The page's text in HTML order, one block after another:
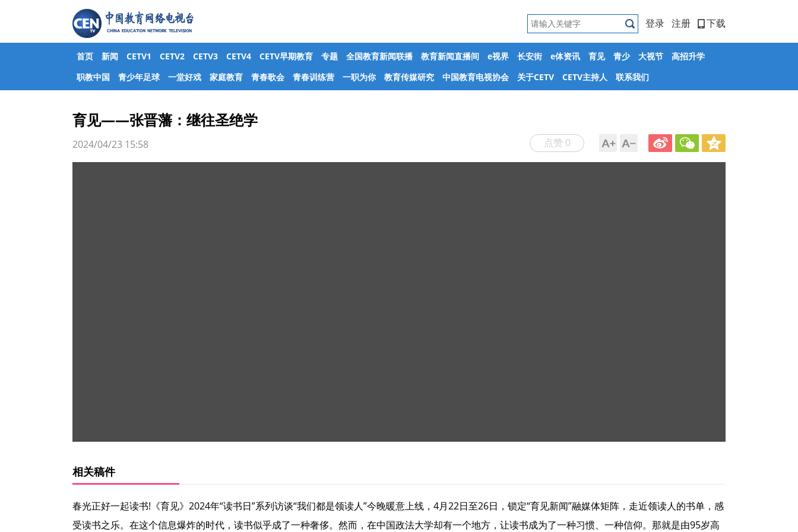
登录 注册 下载
首页 新闻 CETV1 CETV2 CETV3 CETV4 CETV早期教育 专题 全国教育新闻联播 教育新闻直播间 e视界 长安街 e体资讯 育见 青少 大视节
高招升学
职教中国
青少年足球 一堂好戏 家庭教育 青春歌会 青春训练营 一职为你 教育传媒研究 中国教育电视协会 关于CETV CETV主持人 联系我们
育见——张晋藩：继往圣绝学
点赞 0
2024/04/23 15:58
相关稿件
春光正好一起读书!《育见》2024年“读书日”系列访谈“我们都是领读人”今晚暖意上线，4月22日至26日，锁定“育见新闻”融媒体矩阵，走近领读人的书单，感
受读书之乐。在这个信息爆炸的时代，读书似乎成了一种奢侈。然而，在中国政法大学却有一个地方，让读书成为了一种习惯、一种信仰。那就是由95岁高